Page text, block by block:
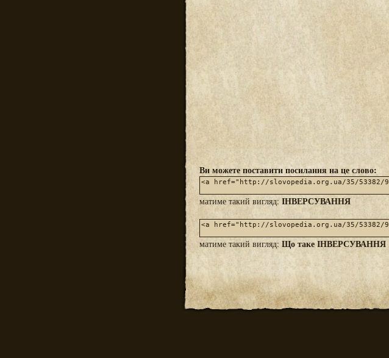
Ви можете поставити посилання на це слово:
матиме такий вигляд: ІНВЕРСУВАННЯ
матиме такий вигляд: Що таке ІНВЕРСУВАННЯ